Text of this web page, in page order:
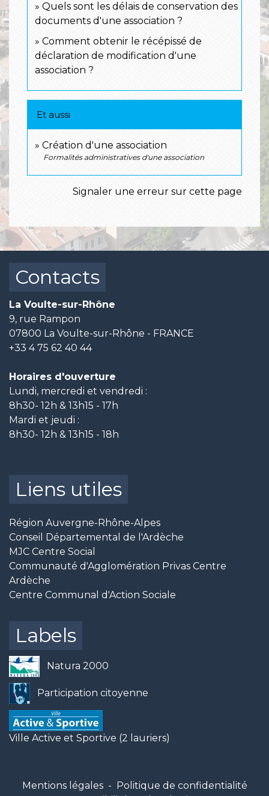
Quels sont les délais de conservation des
documents d'une association ?
Comment obtenir le récépissé de
déclaration de modification d'une
association ?
Et aussi
Création d'une association
Formalités administratives d'une association
Signaler une erreur sur cette page
Contacts
La Voulte-sur-Rhône
9, rue Rampon
07800 La Voulte-sur-Rhône - FRANCE
+33 4 75 62 40 44
Horaires d'ouverture
Lundi, mercredi et vendredi :
8h30- 12h & 13h15 - 17h
Mardi et jeudi :
8h30- 12h & 13h15 - 18h
Liens utiles
Région Auvergne-Rhône-Alpes
Conseil Départemental de l'Ardèche
MJC Centre Social
Communauté d'Agglomération Privas Centre
Ardèche
Centre Communal d'Action Sociale
Labels
Natura 2000
Participation citoyenne
Ville Active et Sportive (2 lauriers)
Mentions légales - Politique de confidentialité